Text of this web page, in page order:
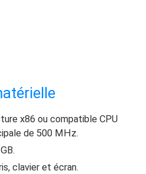
x86 ou compatible CPU
de 500 MHz.
clavier et écran.